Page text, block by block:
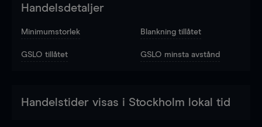
Handelsdetaljer
Minimumstorlek Blankning tillåtet
GSLO tillåtet GSLO minsta avstånd
Handelstider visas i Stockholm lokal tid